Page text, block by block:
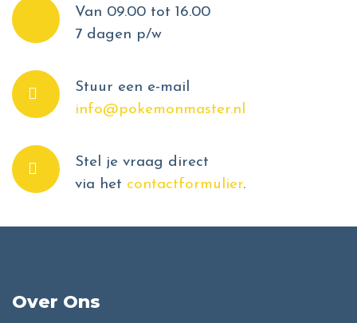
Van 09.00 tot 16.00
7 dagen p/w
Stuur een e-mail
info@pokemonmaster.nl
Stel je vraag direct
via het contactformulier.
Over Ons